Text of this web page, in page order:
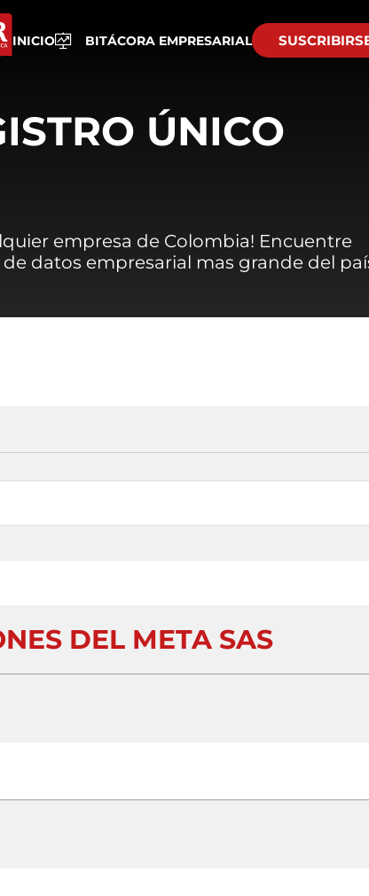
INICIO BITÁCORA EMPRESARIAL
ÚNICO
empresa de Colombia! Encuentre
datos empresarial mas grande del
DEL META SAS